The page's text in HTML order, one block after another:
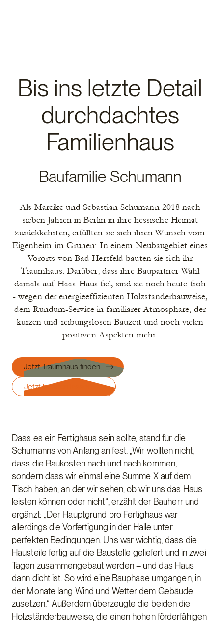
Bis ins letzte Detail
durchdachtes
Familienhaus
Baufamilie Schumann
Als Mareike und Sebastian Schumann 2018 nach
sieben Jahren in Berlin in ihre hessische Heimat
zurückkehrten, erfüllten sie sich ihren Wunsch vom
Eigenheim im Grünen: In einem Neubaugebiet eines
Vororts von Bad Hersfeld bauten sie sich ihr
Traumhaus. Darüber, dass ihre Baupartner-Wahl
damals auf Haas-Haus fiel, sind sie noch heute froh
- wegen der energieeffizienten Holzständerbauweise,
dem Rundum-Service in familiärer Atmosphäre, der
kurzen und reibungslosen Bauzeit und noch vielen
positiven Aspekten mehr.
Jetzt Traumhaus finden
Jetzt beraten lassen
Dass es ein Fertighaus sein sollte, stand für die
Schumanns von Anfang an fest. „Wir wollten nicht,
dass die Baukosten nach und nach kommen,
sondern dass wir einmal eine Summe X auf dem
Tisch haben, an der wir sehen, ob wir uns das Haus
leisten können oder nicht“, erzählt der Bauherr und
ergänzt: „Der Hauptgrund pro Fertighaus war
allerdings die Vorfertigung in der Halle unter
perfekten Bedingungen. Uns war wichtig, dass die
Hausteile fertig auf die Baustelle geliefert und in zwei
Tagen zusammengebaut werden – und das Haus
dann dicht ist. So wird eine Bauphase umgangen, in
der Monate lang Wind und Wetter dem Gebäude
zusetzen.“ Außerdem überzeugte die beiden die
Holzständerbauweise, die einen hohen förderfähigen